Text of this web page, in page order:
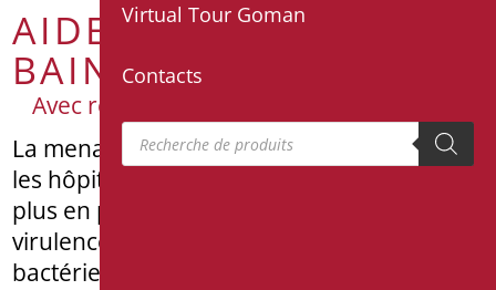
AIDE À LA SALLE DE
BAIN
Avec revêtement antibactérien
La menace de contamination croisée dans
les hôpitaux et les lieux publics devient de
plus en plus critique compte tenu de la
virulence des nouvelles familles de
bactéries.
Virtual Tour Goman
Contacts
Recherche de produits